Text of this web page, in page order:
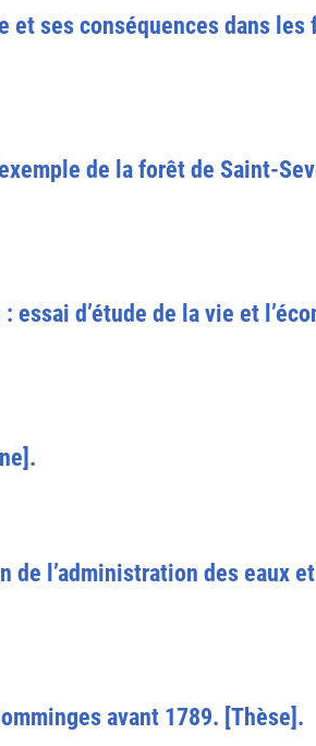
ses conséquences dans les
de la forêt de Saint-
d’étude de la vie et
de l’administration des eaux
avant 1789. [Thèse].